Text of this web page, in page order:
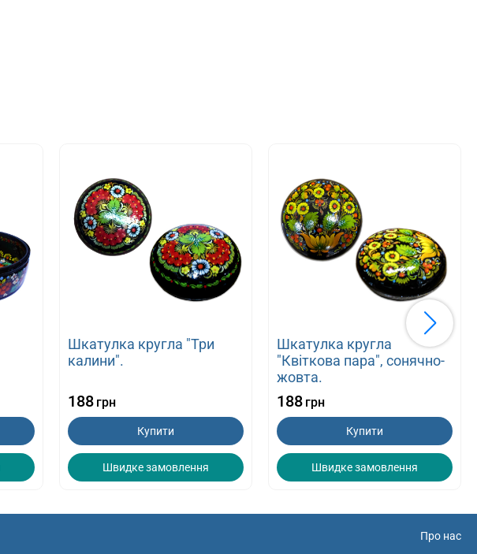
Шкатулка кругла "Три
калини".
188 грн
Купити
Швидке замовлення
Шкатулка кругла
"Квіткова пара", сонячно-
жовта.
188 грн
Купити
Швидке замовлення
Про нас